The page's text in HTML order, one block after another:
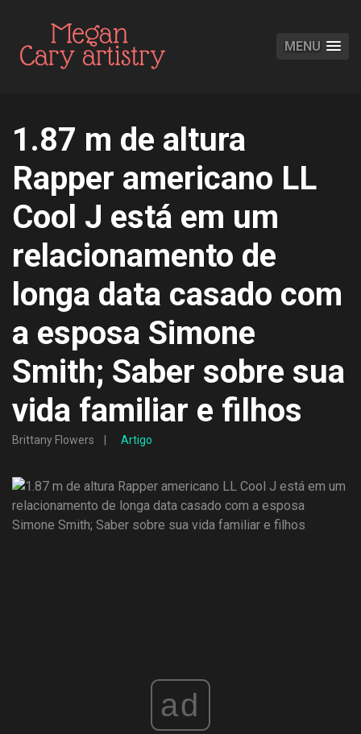
MENU
1.87 m de altura
Rapper americano LL
Cool J está em um
relacionamento de
longa data casado com
a esposa Simone
Smith; Saber sobre sua
vida familiar e filhos
Brittany Flowers Artigo
ad